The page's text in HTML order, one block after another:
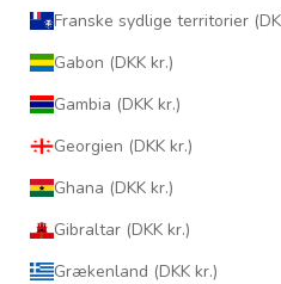
Gabon (DKK kr.)
Gambia (DKK kr.)
Georgien (DKK kr.)
Ghana (DKK kr.)
Gibraltar (DKK kr.)
Grækenland (DKK kr.)